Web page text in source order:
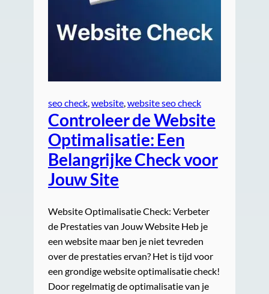
seo check website website seo check
Controleer de Website
Optimalisatie: Een
Belangrijke Check voor
Jouw Site
Website Optimalisatie Check: Verbeter
de Prestaties van Jouw Website Heb je
een website maar ben je niet tevreden
over de prestaties ervan? Het is tijd voor
een grondige website optimalisatie check!
Door regelmatig de optimalisatie van je